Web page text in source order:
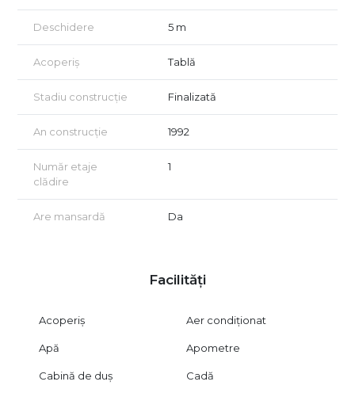
Deschidere 5 m
Acoperiș Tablă
Stadiu construcție Finalizată
An construcție 1992
Număr etaje
clădire
1
Are mansardă Da
Facilități
Acoperiș Aer condiționat
Apă Apometre
Cabină de duș Cadă